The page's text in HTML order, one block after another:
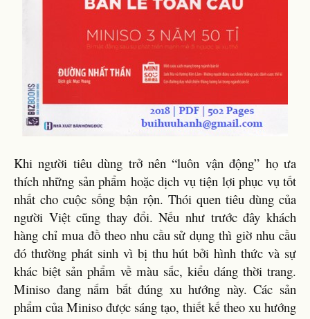
Khi người tiêu dùng trở nên “luôn vận động” họ ưa
thích những sản phẩm hoặc dịch vụ tiện lợi phục vụ tốt
nhất cho cuộc sống bận rộn. Thói quen tiêu dùng của
người Việt cũng thay đổi. Nếu như trước đây khách
hàng chỉ mua đồ theo nhu cầu sử dụng thì giờ nhu cầu
đó thường phát sinh vì bị thu hút bởi hình thức và sự
khác biệt sản phẩm về màu sắc, kiểu dáng thời trang.
Miniso đang nắm bắt đúng xu hướng này. Các sản
phẩm của Miniso được sáng tạo, thiết kế theo xu hướng